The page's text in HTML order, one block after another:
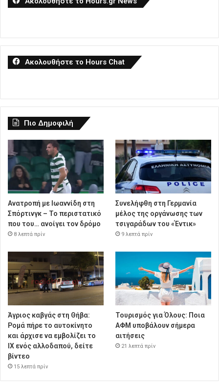
Ακολουθήστε το Hours Chat
Πιο Δημοφιλή
Ανατροπή με Ιωαννίδη στη
Σπόρτινγκ – Το περιστατικό
που του… ανοίγει τον δρόμο
8 λεπτά πρίν
Συνελήφθη στη Γερμανία
μέλος της οργάνωσης των
τσιγαράδων του «Έντικ»
9 λεπτά πρίν
Άγριος καβγάς στη Θήβα:
Ρομά πήρε το αυτοκίνητο
και άρχισε να εμβολίζει το
ΙΧ ενός αλλοδαπού, δείτε
βίντεο
15 λεπτά πρίν
Τουρισμός για Όλους: Ποια
ΑΦΜ υποβάλουν σήμερα
αιτήσεις
21 λεπτά πρίν